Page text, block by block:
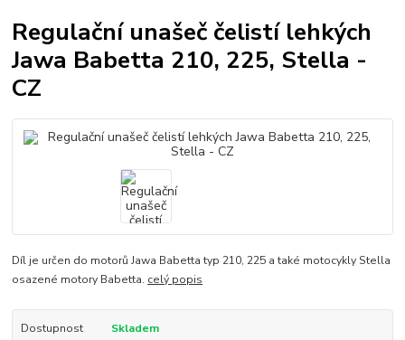
Regulační unašeč čelistí lehkých
Jawa Babetta 210, 225, Stella -
CZ
Díl je určen do motorů Jawa Babetta typ 210, 225 a také motocykly Stella
osazené motory Babetta. celý popis
Dostupnost Skladem